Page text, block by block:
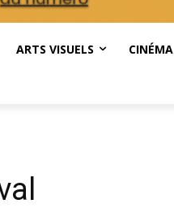
ARTS VISUELS CINÉMA